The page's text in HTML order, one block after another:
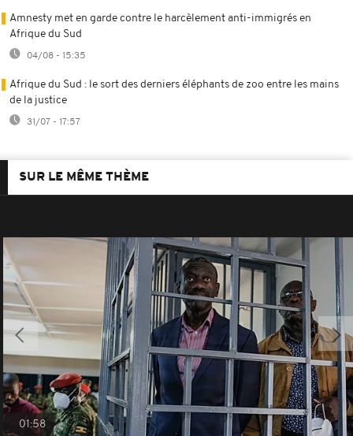
Amnesty met en garde contre le harcèlement anti-immigrés en
Afrique du Sud
04/08 - 15:35
Afrique du Sud : le sort des derniers éléphants de zoo entre les mains
de la justice
31/07 - 17:57
SUR LE MÊME THÈME
01:58